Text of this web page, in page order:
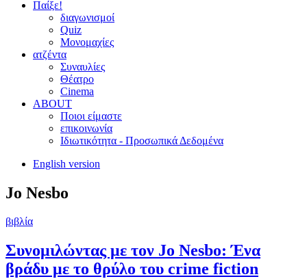
Παίξε!
διαγωνισμοί
Quiz
Μονομαχίες
ατζέντα
Συναυλίες
Θέατρο
Cinema
ABOUT
Ποιοι είμαστε
επικοινωνία
Ιδιωτικότητα - Προσωπικά Δεδομένα
English version
Jo Nesbo
βιβλία
Συνομιλώντας με τον Jo Nesbo: Ένα
βράδυ με το θρύλο του crime fiction